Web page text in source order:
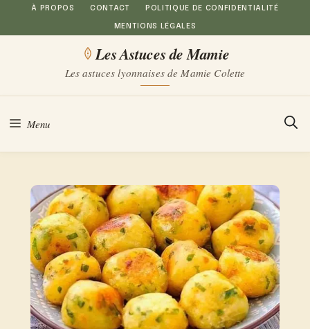
Aller
au
À PROPOS CONTACT POLITIQUE DE CONFIDENTIALITÉ
MENTIONS LÉGALES
Les Astuces de Mamie
Les astuces lyonnaises de Mamie Colette
Menu